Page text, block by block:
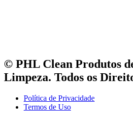
© PHL Clean Produtos
Limpeza. Todos os
Política de Privacidade
Termos de Uso